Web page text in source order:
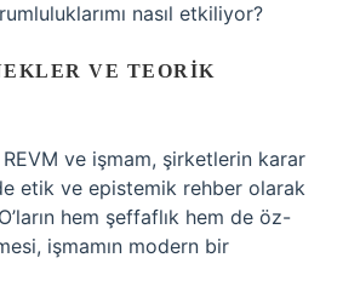
nasıl etkiliyor?
VE TEORIK
ve işmam, şirketlerin karar
etik ve epistemik rehber olarak
hem şeffaflık hem de öz-
işmamın modern bir